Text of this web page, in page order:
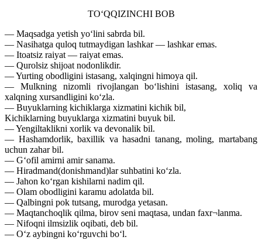
TO‘QQIZINCHI BOB
— Maqsadga yetish yo‘lini sabrda bil.
— Nasihatga quloq tutmaydigan lashkar — lashkar emas.
— Itoatsiz raiyat — raiyat emas.
— Qurolsiz shijoat nodonlikdir.
— Yurting obodligini istasang, xalqingni himoya qil.
— Mulkning nizomli rivojlangan bo‘lishini istasang, xoliq va
xalqning xursandligini ko‘zla.
— Buyuklarning kichiklarga xizmatini kichik bil,
Kichiklarning buyuklarga xizmatini buyuk bil.
— Yengiltaklikni xorlik va devonalik bil.
— Hashamdorlik, baxillik va hasadni tanang, moling, martabang
uchun zahar bil.
— G‘ofil amirni amir sanama.
— Hiradmand(donishmand)lar suhbatini ko‘zla.
— Jahon ko‘rgan kishilarni nadim qil.
— Olam obodligini karamu adolatda bil.
— Qalbingni pok tutsang, murodga yetasan.
— Maqtanchoqlik qilma, birov seni maqtasa, undan faxr¬lanma.
— Nifoqni ilmsizlik oqibati, deb bil.
— O‘z aybingni ko‘rguvchi bo‘l.